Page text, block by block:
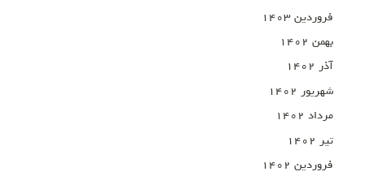
فروردین ۱۴۰۳
بهمن ۱۴۰۲
آذر ۱۴۰۲
شهریور ۱۴۰۲
مرداد ۱۴۰۲
تیر ۱۴۰۲
فروردین ۱۴۰۲